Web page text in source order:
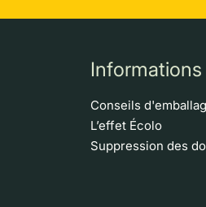
Informations
Conseils
L’effet Écolo
Suppression des